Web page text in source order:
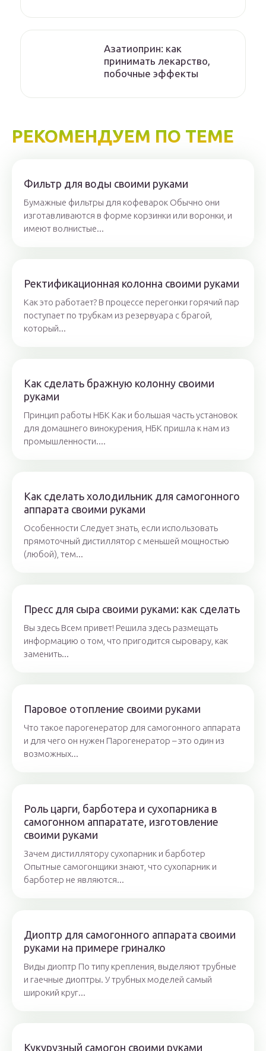
Азатиоприн: как
принимать лекарство,
побочные эффекты
РЕКОМЕНДУЕМ ПО ТЕМЕ
Фильтр для воды своими руками
Бумажные фильтры для кофеварок Обычно они
изготавливаются в форме корзинки или воронки, и
имеют волнистые...
Ректификационная колонна своими руками
Как это работает? В процессе перегонки горячий пар
поступает по трубкам из резервуара с брагой,
который...
Как сделать бражную колонну своими
руками
Принцип работы НБК Как и большая часть установок
для домашнего винокурения, НБК пришла к нам из
промышленности....
Как сделать холодильник для самогонного
аппарата своими руками
Особенности Следует знать, если использовать
прямоточный дистиллятор с меньшей мощностью
(любой), тем...
Пресс для сыра своими руками: как сделать
Вы здесь Всем привет! Решила здесь размещать
информацию о том, что пригодится сыровару, как
заменить...
Паровое отопление своими руками
Что такое парогенератор для самогонного аппарата
и для чего он нужен Парогенератор – это один из
возможных...
Роль царги, барботера и сухопарника в
самогонном аппаратате, изготовление
своими руками
Зачем дистиллятору сухопарник и барботер
Опытные самогонщики знают, что сухопарник и
барботер не являются...
Диоптр для самогонного аппарата своими
руками на примере гриналко
Виды диоптр По типу крепления, выделяют трубные
и гаечные диоптры. У трубных моделей самый
широкий круг...
Кукурузный самогон своими руками